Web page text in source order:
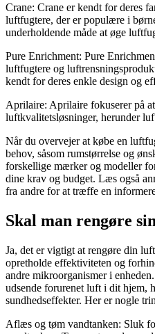
Crane: Crane er kendt for deres
luftfugtere, der er populære i
underholdende måde at øge
Pure Enrichment: Pure
luftfugtere og
kendt for deres enkle design og
Aprilaire: Aprilaire fokuserer på
luftkvalitetsløsninger, herunder
Når du overvejer at købe en
behov, såsom rumstørrelse og
forskellige mærker og modeller
dine krav og budget. Læs også
fra andre for at træffe en
Skal man rengøre
Ja, det er vigtigt at rengøre din
opretholde effektiviteten og
andre mikroorganismer i
udsende forurenet luft i dit hjem,
sundhedseffekter. Her er nogle
Aflæs og tøm vandtanken: Sluk